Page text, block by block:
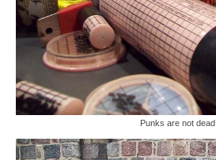
Punks are not dead